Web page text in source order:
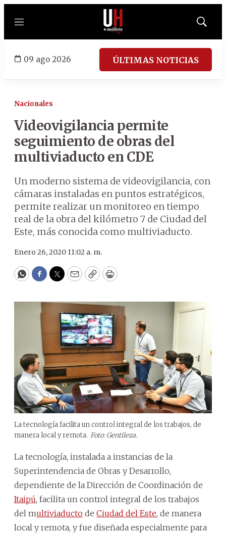
Menú
Mostrar
09 ago 2026 ÚLTIMAS NOTICIAS
Nacionales
Videovigilancia permite
seguimiento de obras del
multiviaducto en CDE
Un moderno sistema de videovigilancia, con
cámaras instaladas en puntos estratégicos,
permite realizar un monitoreo en tiempo
real de la obra del kilómetro 7 de Ciudad del
Este, más conocida como multiviaducto.
Enero 26, 2020 11:02 a. m.
WhatsApp
Facebook
Twitter
EmailCopyPrint
La tecnología facilita un control integral de los trabajos, de
manera local y remota. Foto: Gentileza.
La tecnología, instalada a instancias de la
Superintendencia de Obras y Desarrollo,
dependiente de la Dirección de Coordinación de
Itaipú, facilita un control integral de los trabajos
del multiviaducto de Ciudad del Este, de manera
local y remota, y fue diseñada especialmente para